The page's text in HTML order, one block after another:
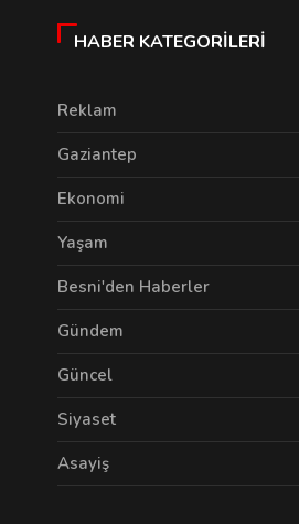
HABER KATEGORILERI
Reklam
Gaziantep
Ekonomi
Yaşam
Besni'den Haberler
Gündem
Güncel
Siyaset
Asayiş